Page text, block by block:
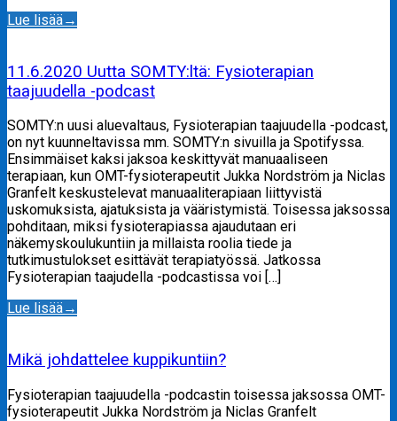
Lue lisää→
11.6.2020 Uutta SOMTY:ltä: Fysioterapian
taajuudella -podcast
SOMTY:n uusi aluevaltaus, Fysioterapian taajuudella -podcast,
on nyt kuunneltavissa mm. SOMTY:n sivuilla ja Spotifyssa.
Ensimmäiset kaksi jaksoa keskittyvät manuaaliseen
terapiaan, kun OMT-fysioterapeutit Jukka Nordström ja Niclas
Granfelt keskustelevat manuaaliterapiaan liittyvistä
uskomuksista, ajatuksista ja vääristymistä. Toisessa jaksossa
pohditaan, miksi fysioterapiassa ajaudutaan eri
näkemyskoulukuntiin ja millaista roolia tiede ja
tutkimustulokset esittävät terapiatyössä. Jatkossa
Fysioterapian taajudella -podcastissa voi […]
Lue lisää→
Mikä johdattelee kuppikuntiin?
Fysioterapian taajuudella -podcastin toisessa jaksossa OMT-
fysioterapeutit Jukka Nordström ja Niclas Granfelt